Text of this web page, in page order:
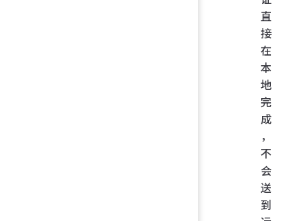
直
接
在
本
地
完
成
，
不
会
送
到